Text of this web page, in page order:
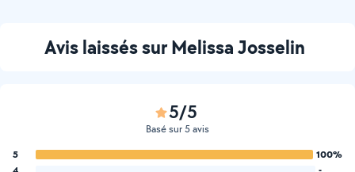
Avis laissés sur Melissa Josselin
5/5
Basé sur 5 avis
5
100%